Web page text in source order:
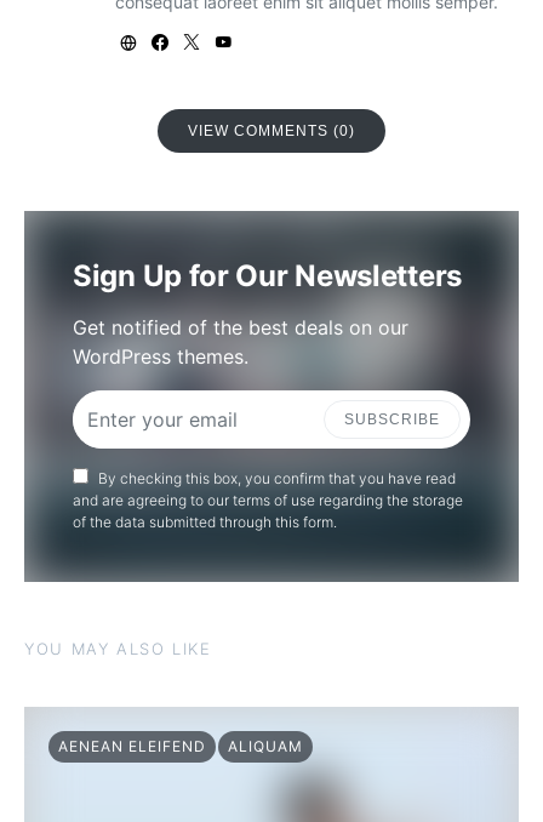
VIEW COMMENTS (0)
Sign Up for Our Newsletters
Get notified of the best deals on our
WordPress themes.
SUBSCRIBE
By checking this box, you confirm that you have read
and are agreeing to our terms of use regarding the storage
of the data submitted through this form.
YOU MAY ALSO LIKE
AENEAN ELEIFEND ALIQUAM